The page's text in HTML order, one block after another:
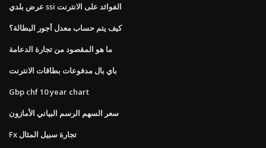
عرض بلدي ssi الفوائد على الانترنت
كيف يتم حساب معدل أجور البطالة؟
ما هو المقصود من تجارة الدعامة
باي بال مدفوعات بطاقات الانترنت
Gbp chf 10 year chart
سعر السهم الرسم البياني الأمازون
Fx تجارة سبيل المثال